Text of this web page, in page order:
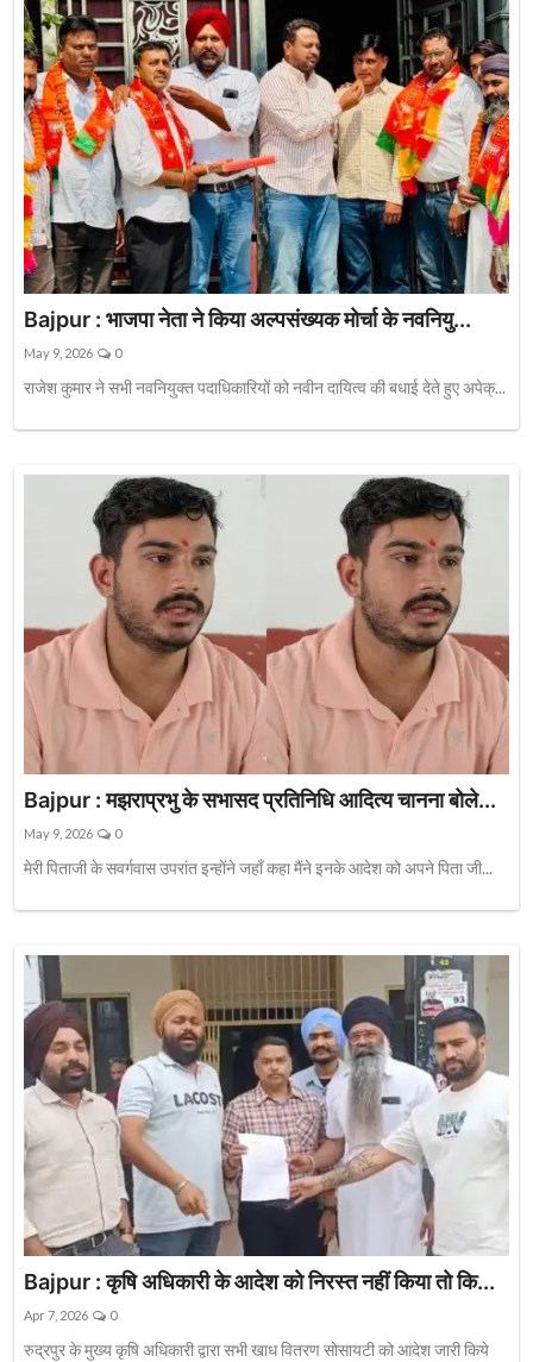
Bajpur : भाजपा नेता ने किया अल्पसंख्यक मोर्चा के नवनियु...
May 9, 2026 0
राजेश कुमार ने सभी नवनियुक्त पदाधिकारियों को नवीन दायित्व की बधाई देते हुए अपेक्...
Bajpur : मझराप्रभु के सभासद प्रतिनिधि आदित्य चानना बोले...
May 9, 2026 0
मेरी पिताजी के सवर्गवास उपरांत इन्होंने जहाँ कहा मैंने इनके आदेश को अपने पिता जी...
Bajpur : कृषि अधिकारी के आदेश को निरस्त नहीं किया तो कि...
Apr 7, 2026 0
रुद्रपुर के मुख्य कृषि अधिकारी द्वारा सभी खाध वितरण सोसायटी को आदेश जारी किये